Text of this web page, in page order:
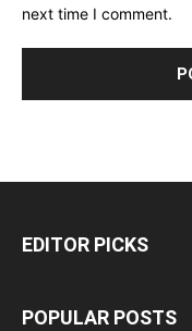
next time I comment.
EDITOR PICKS
POPULAR POSTS